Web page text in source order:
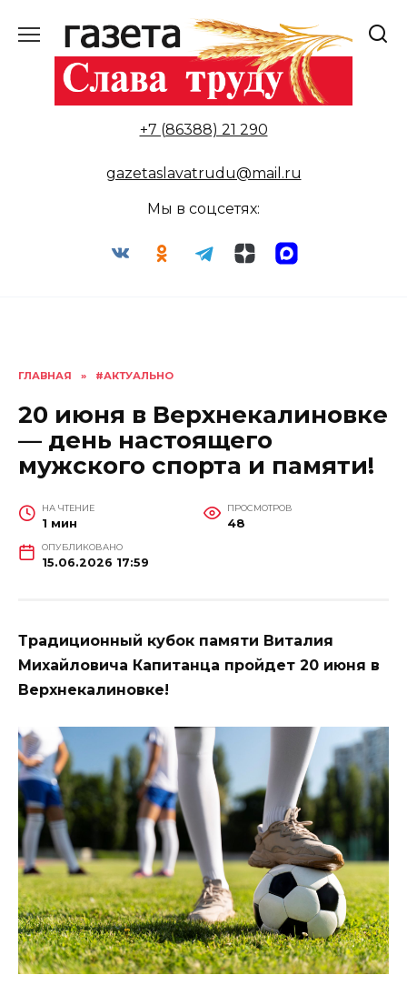
содержанию
+7 (86388) 21 290
gazetaslavatrudu@mail.ru
Мы в соцсетях:
ГЛАВНАЯ » #АКТУАЛЬНО
20 июня в Верхнекалиновке
— день настоящего
мужского спорта и памяти!
НА ЧТЕНИЕ
1 мин
ПРОСМОТРОВ
48
ОПУБЛИКОВАНО
15.06.2026 17:59
Традиционный кубок памяти Виталия
Михайловича Капитанца пройдет 20 июня в
Верхнекалиновке!